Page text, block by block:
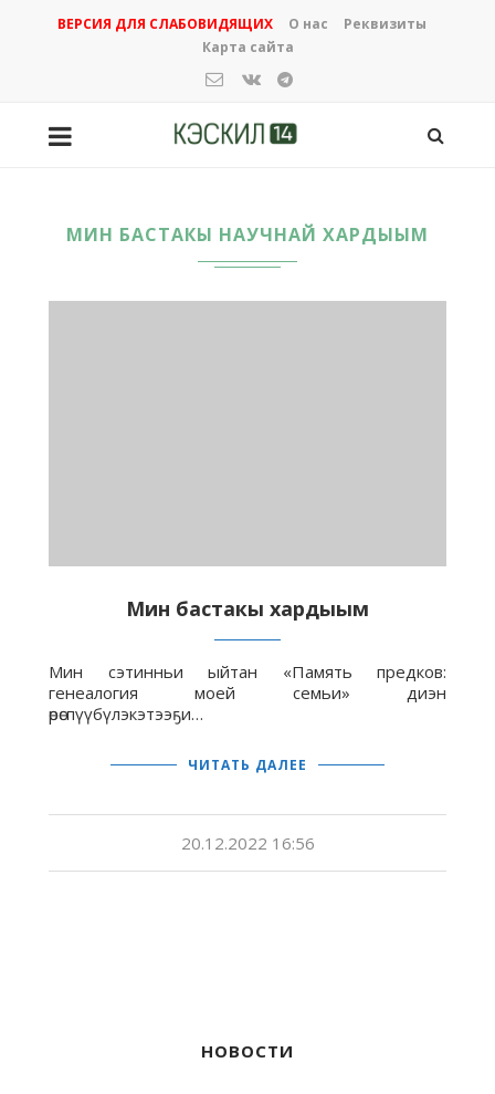
ВЕРСИЯ ДЛЯ СЛАБОВИДЯЩИХ О нас
Реквизиты
Карта сайта
МИН БАСТАКЫ НАУЧНАЙ ХАРДЫЫМ
Мин бастакы хардыым
Мин сэтинньи ыйтан «Память предков:
генеалогия моей семьи» диэн
өрөспүүбүлэкэтээҕи…
ЧИТАТЬ ДАЛЕЕ
20.12.2022 16:56
НОВОСТИ